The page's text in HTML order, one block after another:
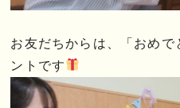
お友だちからは、「おめ
ントです